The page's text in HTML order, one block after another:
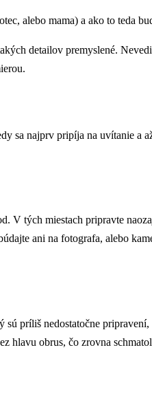
alebo mama) a ako to teda
detailov premyslené.
sa najprv pripíja na uvítanie a
V tých miestach pripravte
ani na fotografa, alebo
príliš nedostatočne
hlavu obrus, čo zrovna